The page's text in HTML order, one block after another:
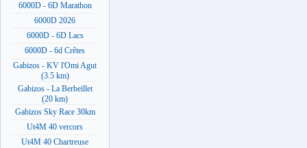
6000D - 6D Marathon
6000D 2026
6000D - 6D Lacs
6000D - 6d Crêtes
Gabizos - KV l'Omi Agut
(3.5 km)
Gabizos - La Berbeillet
(20 km)
Gabizos Sky Race 30km
Ut4M 40 vercors
Ut4M 40 Chartreuse